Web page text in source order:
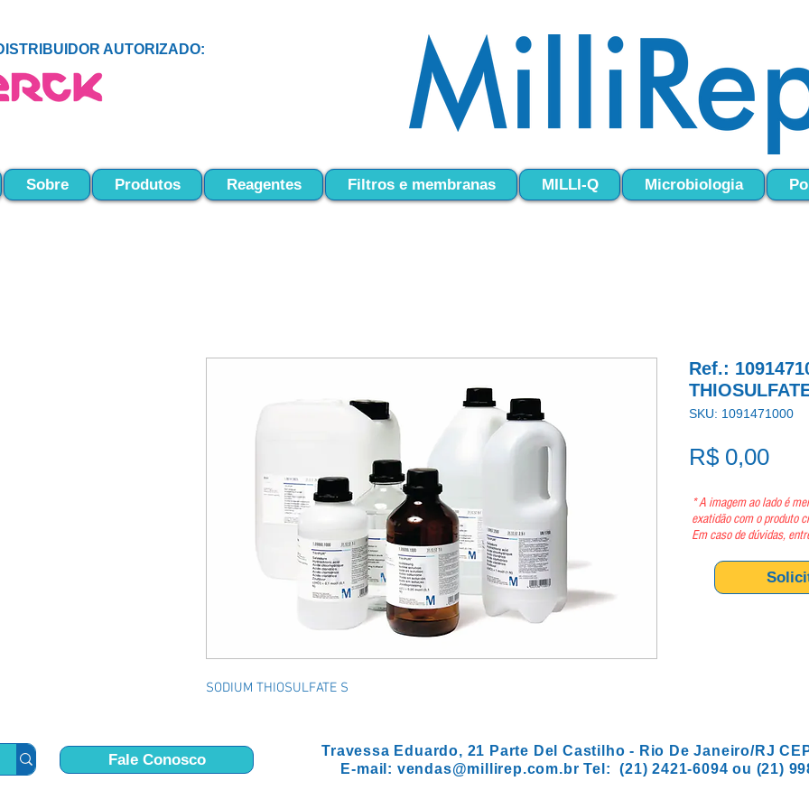
AUTORIZADO:
Sobre Produtos Reagentes Filtros e membranas MILLI-Q Microbiologia
SODIUM THIOSULFATE S
Ref.:
SKU: 1091471000
R$ 0,00
* A imagem ao lado é
exatidão com o produto
Em caso de dúvidas,
Travessa Eduardo, 21 Parte Del Castilho - Rio De Janeiro/RJ
E-mail: vendas@millirep.com.br Tel: (21) 2421-6094 ou (21)
Fale Conosco